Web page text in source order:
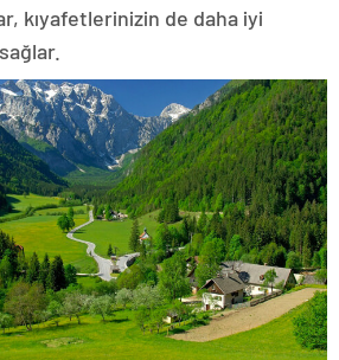
kıyafetlerinizin de daha iyi